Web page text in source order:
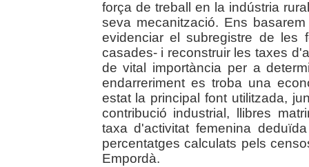
força de treball en la indústria
seva mecanització. Ens
evidenciar el subregistre de les
casades- i reconstruir les taxes
de vital importància per a
endarreriment es troba una
estat la principal font utilitzada,
contribució industrial, llibres
taxa d'activitat femenina
percentatges calculats pels
Empordà.